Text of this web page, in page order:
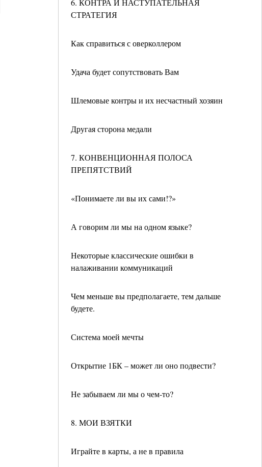
6. КОНТРА И НАСТУПАТЕЛЬНАЯ
СТРАТЕГИЯ
Как справиться с оверколлером
Удача будет сопутствовать Вам
Шлемовые контры и их несчастный хозяин
Другая сторона медали
7. КОНВЕНЦИОННАЯ ПОЛОСА
ПРЕПЯТСТВИЙ
«Понимаете ли вы их сами!?»
А говорим ли мы на одном языке?
Некоторые классические ошибки в
налаживании коммуникаций
Чем меньше вы предполагаете, тем дальше
будете.
Система моей мечты
Открытие 1БК – может ли оно подвести?
Не забываем ли мы о чем-то?
8. МОИ ВЗЯТКИ
Играйте в карты, а не в правила